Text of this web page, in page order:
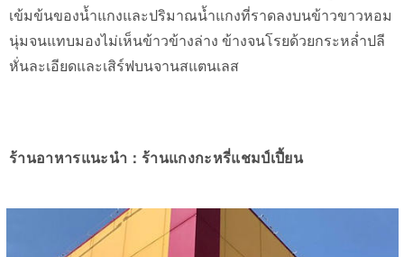
เข้มข้นของน้ำแกงและปริมาณน้ำแกงที่ราดลงบนข้าวขาวหอม
นุ่มจนแทบมองไม่เห็นข้าวข้างล่าง ข้างจนโรยด้วยกระหล่ำปลี
หั่นละเอียดและเสิร์ฟบนจานสแตนเลส
ร้านอาหารแนะนำ：ร้านแกงกะหรี่แชมป์เปี้ยน